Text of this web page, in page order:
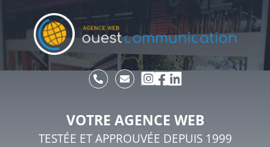
VOTRE AGENCE WEB
TESTÉE ET APPROUVÉE DEPUIS 1999